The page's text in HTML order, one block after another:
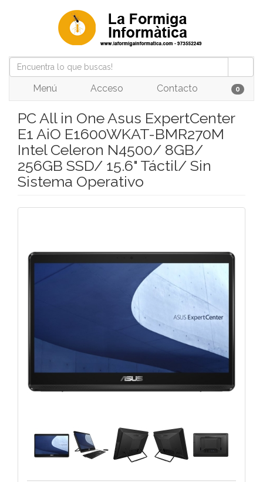
Menú Acceso Contacto 0
PC All in One Asus ExpertCenter
E1 AiO E1600WKAT-BMR270M
Intel Celeron N4500/ 8GB/
256GB SSD/ 15.6" Táctil/ Sin
Sistema Operativo